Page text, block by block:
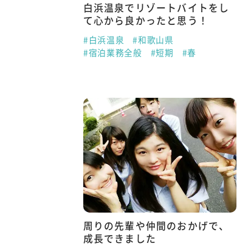
白浜温泉でリゾートバイトをし
て心から良かったと思う！
#白浜温泉
#和歌山県
#宿泊業務全般
#短期 #春
周りの先輩や仲間のおかげで、
成長できました